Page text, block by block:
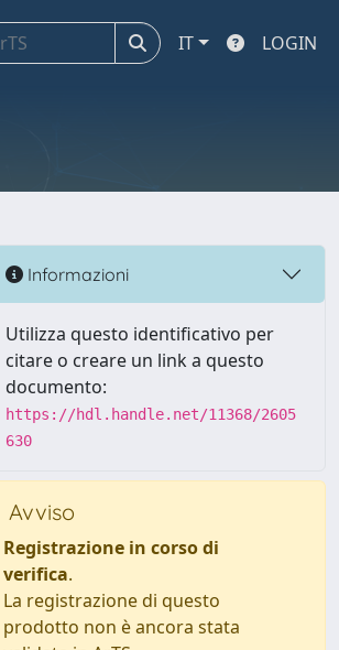
IT LOGIN
Informazioni
Utilizza questo identificativo per
citare o creare un link a questo
documento:
https://hdl.handle.net/11368/2605
630
Avviso
Registrazione in corso di
verifica.
La registrazione di questo
prodotto non è ancora stata